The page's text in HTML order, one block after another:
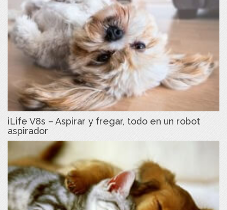
iLife V8s – Aspirar y fregar, todo en un robot
aspirador